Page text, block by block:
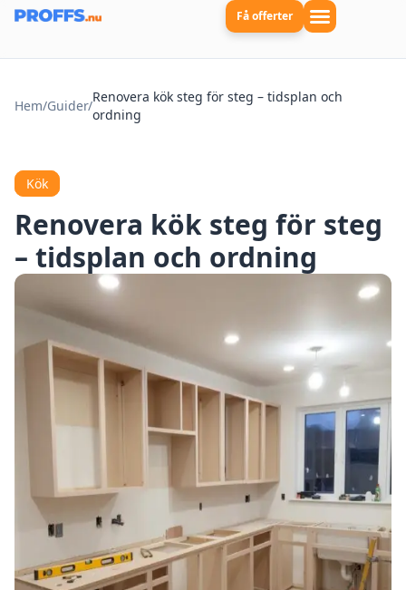
Få offerter
Hem/Guider/
Renovera kök steg för steg – tidsplan och
ordning
Kök
Renovera kök steg för steg
– tidsplan och ordning